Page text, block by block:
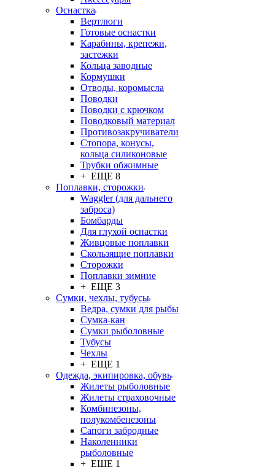
Оснастка
Вертлюги
Готовые оснастки
Карабины, крепежи,
застежки
Кольца заводные
Кормушки
Отводы, коромысла
Поводки
Поводки с крючком
Поводковый материал
Противозакручиватели
Стопора, конусы,
кольца силиконовые
Трубки обжимные
+ ЕЩЕ 8
Поплавки, сторожки
Waggler (для дальнего
заброса)
Бомбарды
Для глухой оснастки
Живцовые поплавки
Скользящие поплавки
Сторожки
Поплавки зимние
+ ЕЩЕ 3
Сумки, чехлы, тубусы
Ведра, сумки для рыбы
Сумка-кан
Сумки рыболовные
Тубусы
Чехлы
+ ЕЩЕ 1
Одежда, экипировка, обувь
Жилеты рыболовные
Жилеты страховочные
Комбинезоны,
полукомбенезоны
Сапоги забродные
Наколенники
рыболовные
+ ЕЩЕ 1